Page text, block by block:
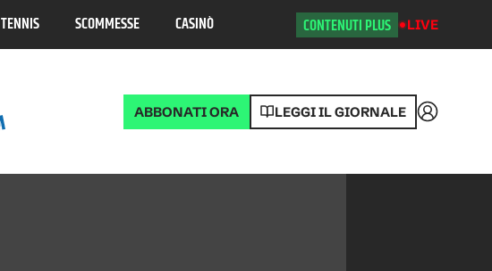
TENNIS SCOMMESSE CASINÒ CONTENUTI PLUS LIVE
ABBONATI ORA LEGGI IL GIORNALE Accedi